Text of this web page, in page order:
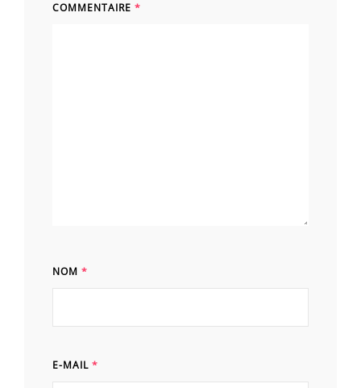
COMMENTAIRE *
NOM *
E-MAIL *